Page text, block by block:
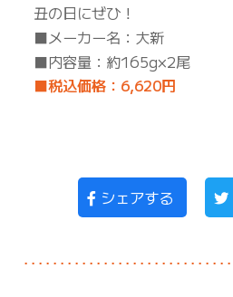
丑の日にぜひ！
■メーカー名：大新
■内容量：約165g×2尾
■税込価格：6,620円
シェアする